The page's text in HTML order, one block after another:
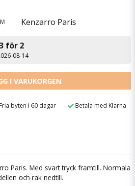
Kenzarro Paris
för 2
08-14
I VARUKORGEN
Fria byten i 60 dagar
Betala med Klarna
Paris. Med svart tryck framtill. Normala
och rak nedtill.